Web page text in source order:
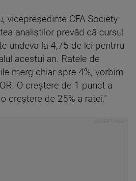
vicepreşedinte CFA Society
analiştilor prevăd că cursul
undeva la 4,75 de lei pentrru
acestui an. Ratele de
merg chiar spre 4%, vorbim
O creştere de 1 punct a
creştere de 25% a ratei."